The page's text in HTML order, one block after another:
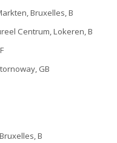
Bruxelles, B
Centrum, Lokeren, B
GB
B